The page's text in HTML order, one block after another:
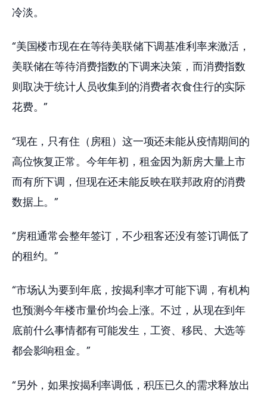
冷淡。
“美国楼市现在在等待美联储下调基准利率来激活，
美联储在等待消费指数的下调来决策，而消费指数
则取决于统计人员收集到的消费者衣食住行的实际
花费。”
“现在，只有住（房租）这一项还未能从疫情期间的
高位恢复正常。今年年初，租金因为新房大量上市
而有所下调，但现在还未能反映在联邦政府的消费
数据上。”
“房租通常会整年签订，不少租客还没有签订调低了
的租约。”
“市场认为要到年底，按揭利率才可能下调，有机构
也预测今年楼市量价均会上涨。不过，从现在到年
底前什么事情都有可能发生，工资、移民、大选等
都会影响租金。”
“另外，如果按揭利率调低，积压已久的需求释放出